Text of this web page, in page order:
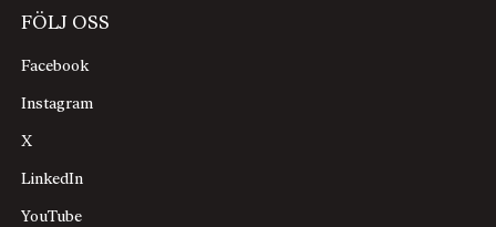
FÖLJ OSS
Facebook
Instagram
X
LinkedIn
YouTube